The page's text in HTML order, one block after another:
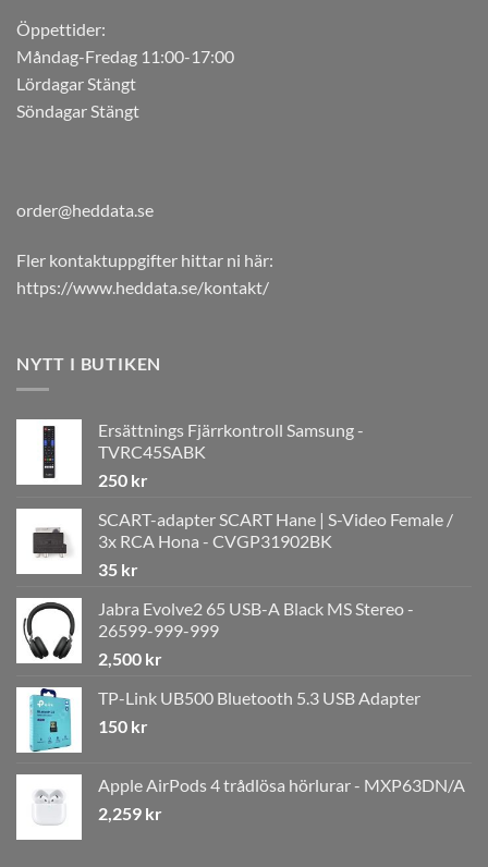
Öppettider:
Måndag-Fredag 11:00-17:00
Lördagar Stängt
Söndagar Stängt
order@heddata.se
Fler kontaktuppgifter hittar ni här:
https://www.heddata.se/kontakt/
NYTT I BUTIKEN
Ersättnings Fjärrkontroll Samsung -
TVRC45SABK
250 kr
SCART-adapter SCART Hane | S-Video Female /
3x RCA Hona - CVGP31902BK
35 kr
Jabra Evolve2 65 USB-A Black MS Stereo -
26599-999-999
2,500 kr
TP-Link UB500 Bluetooth 5.3 USB Adapter
150 kr
Apple AirPods 4 trådlösa hörlurar - MXP63DN/A
2,259 kr